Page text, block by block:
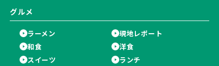
グルメ
ラーメン
現地レポート
和食
洋食
スイーツ
ランチ